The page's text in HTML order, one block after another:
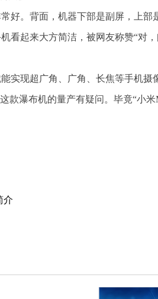
好。背面，机器下部是副屏，上部
看起来大方简洁，被网友称赞“对
实现超广角、广角、长焦等手机摄
瀑布机的量产有疑问。毕竟“小米
介